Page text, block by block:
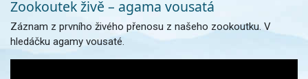
Zookoutek živě – agama vousatá
Záznam z prvního živého přenosu z našeho zookoutku. V
hledáčku agamy vousaté.